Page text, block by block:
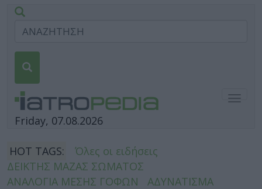
Friday, 07.08.2026
HOT TAGS:
Όλες οι ειδήσεις
ΔΕΙΚΤΗΣ ΜΑΖΑΣ ΣΩΜΑΤΟΣ
ΑΝΑΛΟΓΙΑ ΜΕΣΗΣ ΓΟΦΩΝ
ΑΔΥΝΑΤΙΣΜΑ